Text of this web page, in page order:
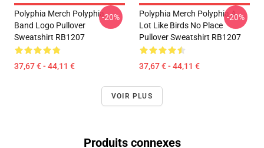
Polyphia Merch Polyphia
Band Logo Pullover
Sweatshirt RB1207
37,67 € - 44,11 €
-20%
Polyphia Merch Polyphia A
Lot Like Birds No Place
Pullover Sweatshirt RB1207
37,67 € - 44,11 €
-20%
VOIR PLUS
Produits connexes